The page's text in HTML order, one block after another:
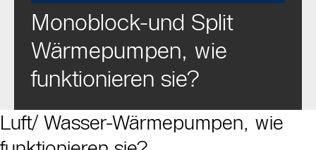
Monoblock-und Split
Wärmepumpen, wie
funktionieren sie?
Luft/ Wasser-Wärmepumpen, wie